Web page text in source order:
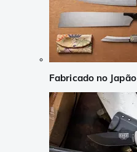
Fabricado no Japão